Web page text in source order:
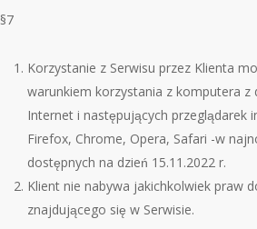
§7
Korzystanie z Serwisu przez Klienta
warunkiem korzystania z komputera z
Internet i następujących przeglądarek
Firefox, Chrome, Opera, Safari -w
dostępnych na dzień 15.11.2022 r.
Klient nie nabywa jakichkolwiek praw
znajdującego się w Serwisie.